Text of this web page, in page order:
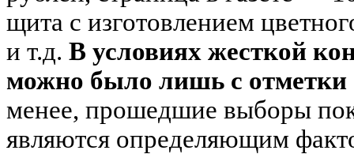
щита с изготовлением
и т.д. В условиях жесткой
можно было лишь с отметки
менее, прошедшие выборы
являются определяющим